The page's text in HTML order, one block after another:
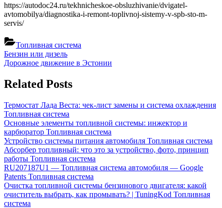
https://autodoc24.ru/tekhnicheskoe-obsluzhivanie/dvigatel-
avtomobilya/diagnostika-i-remont-toplivnoj-sistemy-v-spb-sto-m-
servis/
Топливная система
Навигация
по
записям
Previous
Post:
Бензин или дизель
Next
Дорожное движение в Эстонии
Related Posts
Термостат Лада Веста: чек-лист замены и система охлаждения
Топливная система
Основные элементы топливной системы: инжектор и
карбюратор Топливная система
Устройство системы питания автомобиля Топливная система
Абсорбер топливный: что это за устройство, фото, принцип
работы Топливная система
RU207187U1 — Топливная система автомобиля — Google
Patents Топливная система
Очистка топливной системы бензинового двигателя: какой
очиститель выбрать, как промывать? | TuningKod Топливная
система